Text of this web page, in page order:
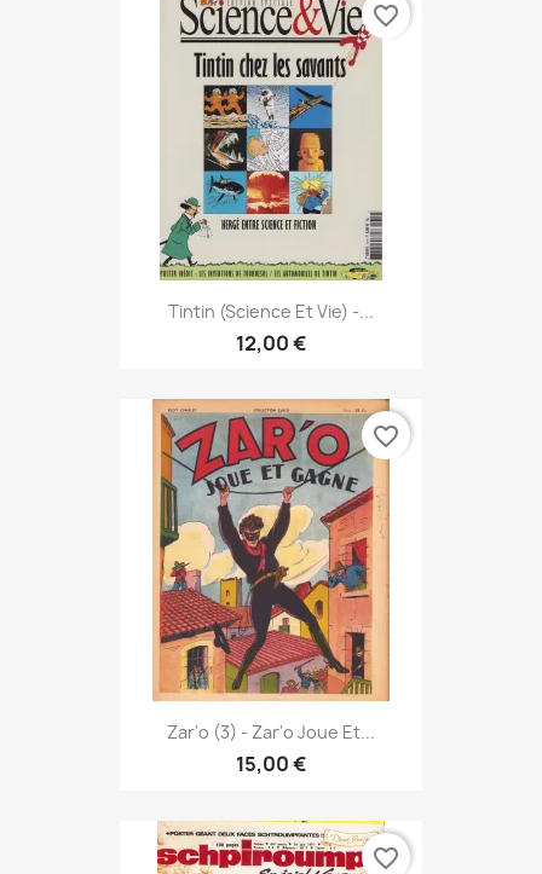
Tintin (Science Et Vie) -...
12,00 €
favorite_border
Zar'o (3) - Zar'o Joue Et...
15,00 €
favorite_border
favorite_border